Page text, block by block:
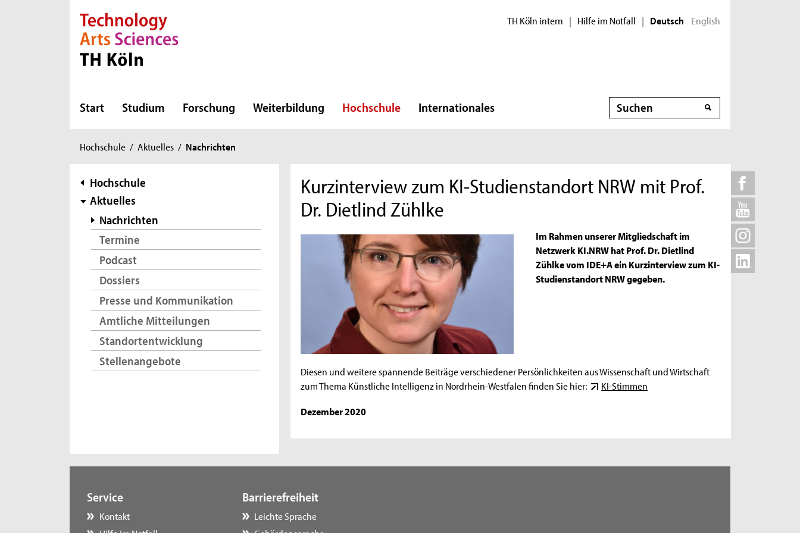
Direkt zur Hauptnavigation
Direkt zur Subnavigation
Direkt zum Inhalt
Direkt zum Fußbereich TH Köln intern | Hilfe im Notfall | Deutsch English
Start Studium Forschung Weiterbildung Hochschule Internationales Suche
Sie
hier:
Hochschule / Aktuelles / Nachrichten
Subnavigation
Hochschule
Aktuelles
Nachrichten
Termine
Podcast
Dossiers
Presse und Kommunikation
Amtliche Mitteilungen
Standortentwicklung
Stellenangebote
Kurzinterview zum KI-Studienstandort NRW mit Prof.
Dr. Dietlind Zühlke
Im Rahmen unserer Mitgliedschaft im
Netzwerk KI.NRW hat Prof. Dr. Dietlind
Zühlke vom IDE+A ein Kurzinterview zum KI-
Studienstandort NRW gegeben.
Diesen und weitere spannende Beiträge verschiedener Persönlichkeiten aus Wissenschaft und Wirtschaft
zum Thema Künstliche Intelligenz in Nordrhein-Westfalen finden Sie hier:
KI-Stimmen
Dezember 2020
Service
Kontakt
Barrierefreiheit
Leichte Sprache